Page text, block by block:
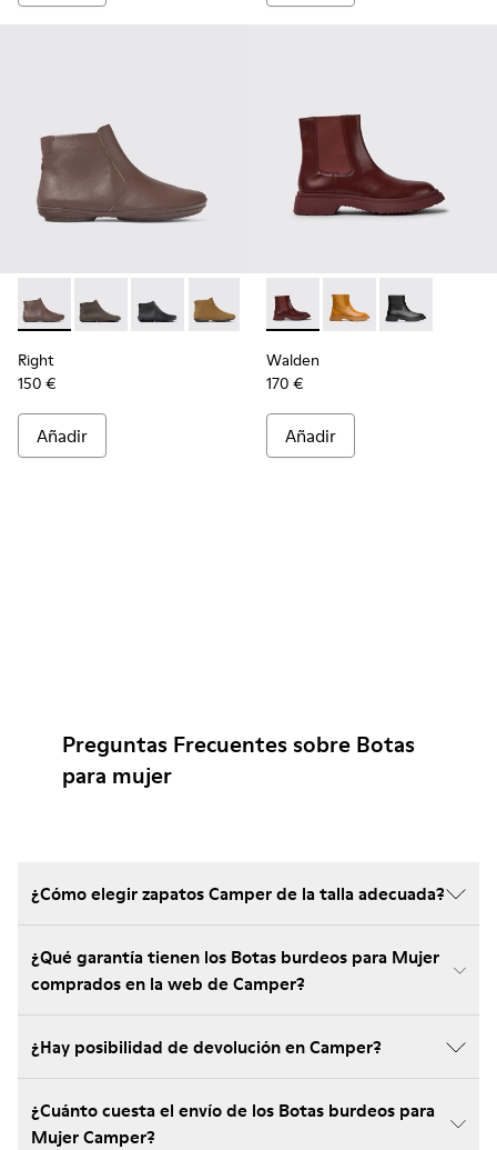
Right - K400313-014 - Botines marrones de piel para mujer
Right - K400313-019
Right - K400313-018
Right - K400313-013
Right - K400313-008
Right - K400313-002
Right
150 €
Añadir
Walden - K400531-005 -
Walden - K400531-
Walden -
Walden
170 €
Añadir
Preguntas Frecuentes sobre Botas
para mujer
¿Cómo elegir zapatos Camper de la talla adecuada?
¿Qué garantía tienen los Botas burdeos para Mujer
comprados en la web de Camper?
¿Hay posibilidad de devolución en Camper?
¿Cuánto cuesta el envío de los Botas burdeos para
Mujer Camper?